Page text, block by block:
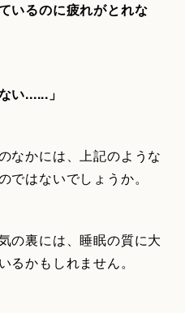
いるのに疲れがとれな
い......」
なかには、上記のような
ではないでしょうか。
の裏には、睡眠の質に大
るかもしれません。